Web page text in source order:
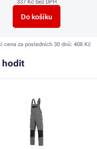
337 Kčbez DPH
Do košíku
cena za posledních 30 dnů: 408 Kč
hodit